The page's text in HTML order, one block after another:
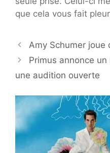
que cela vous fait
Amy Schumer
Primus annonce
une audition ouverte